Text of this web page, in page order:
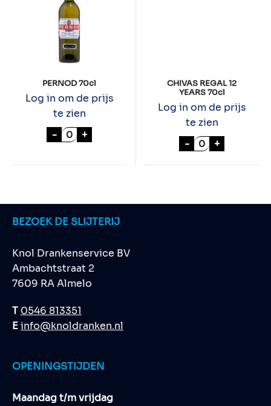
PERNOD 70cl
Log in om de prijs
te zien
- PERNOD 70cl aantal
+
CHIVAS REGAL 12
YEARS 70cl
Log in om de prijs
te zien
- CHIVAS
+
BEZOEK DE SLIJTERIJ
Knol Drankenservice BV
Ambachtstraat 2
7609 RA Almelo
T 0546 813351
Einfo@knoldranken.nl
OPENINGSTIJDEN
Maandag t/m vrijdag